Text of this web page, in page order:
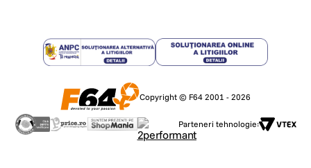
Copyright © F64 2001 - 2026
Parteneri tehnologie: